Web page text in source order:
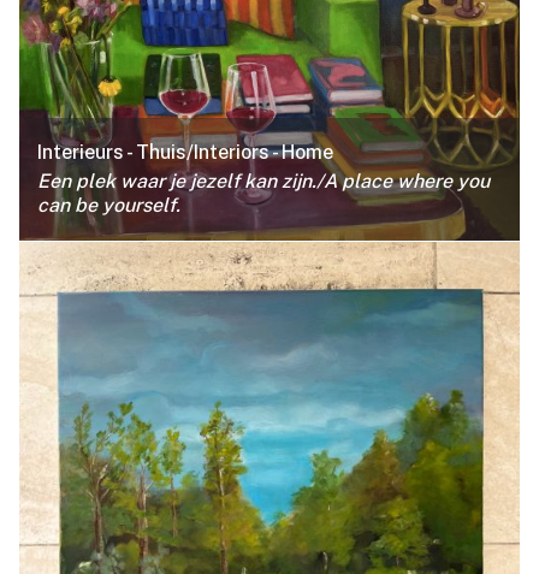
Interieurs - Thuis/Interiors - Home
Een plek waar je jezelf kan zijn./A place where you
can be yourself.